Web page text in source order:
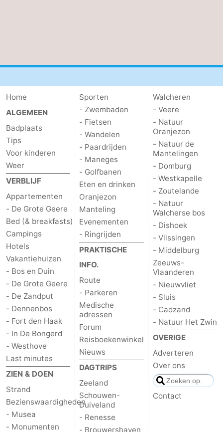
Home
ALGEMEEN
Badplaats
Tips
Voor kinderen
Weer
VERBLIJF
Appartementen
- De Grote Geere
Bed (& breakfasts)
Campings
Hotels
Vakantiehuizen
- Bos en Duin
- De Grote Geere
- De Zandput
- Dennenbos
- Fort den Haak
- In De Bongerd
- Westhove
Last minutes
ZIEN & DOEN
Strand
Bezienswaardigheden
- Musea
- Monumenten
Sporten
- Zwembaden
- Fietsen
- Wandelen
- Paardrijden
- Maneges
- Golfbanen
Eten en drinken
Oranjezon
Manteling
Evenementen
- Ringrijden
PRAKTISCHE
INFO.
Route
- Parkeren
Medische
adressen
Forum
Reisboekenwinkel
Nieuws
DAGTRIPS
Zeeland
Schouwen-
Duiveland
- Renesse
- Brouwershaven
Walcheren
- Veere
- Natuur
Oranjezon
- Natuur de
Mantelingen
- Domburg
- Westkapelle
- Zoutelande
- Natuur
Walcherse bos
- Dishoek
- Vlissingen
- Middelburg
Zeeuws-
Vlaanderen
- Nieuwvliet
- Sluis
- Cadzand
- Natuur Het Zwin
OVERIGE
Adverteren
Over ons
Contact